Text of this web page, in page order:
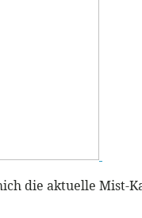
die aktuelle Mist-